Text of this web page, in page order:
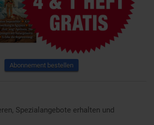
Abonnement bestellen
Spezialangebote erhalten und